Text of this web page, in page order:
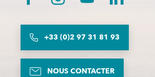
+33 (0)2 97 31 81 93
NOUS CONTACTER